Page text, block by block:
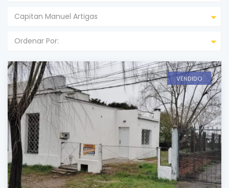
Capitan Manuel Artigas
Ordenar Por:
VENDIDO